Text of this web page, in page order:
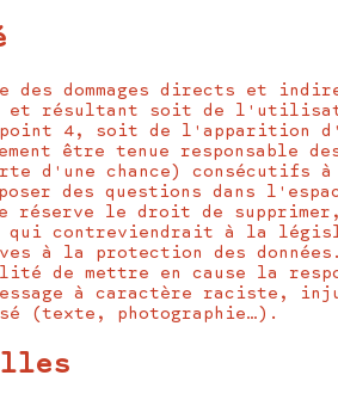
des dommages directs et
et résultant soit de
point 4, soit de l'apparition
être tenue responsable des
d'une chance)
des questions dans
le droit de supprimer,
qui contreviendrait à la
à la protection des données.
de mettre en cause la
à caractère raciste,
(texte, photographie…).